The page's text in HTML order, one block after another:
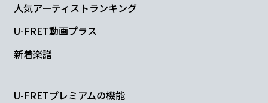
人気アーティストランキング
U-FRET動画プラス
新着楽譜
U-FRETプレミアムの機能